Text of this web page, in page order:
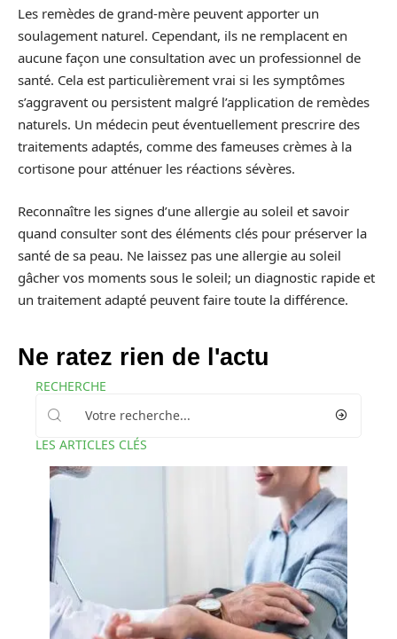
Les remèdes de grand-mère peuvent apporter un
soulagement naturel. Cependant, ils ne remplacent en
aucune façon une consultation avec un professionnel de
santé. Cela est particulièrement vrai si les symptômes
s’aggravent ou persistent malgré l’application de remèdes
naturels. Un médecin peut éventuellement prescrire des
traitements adaptés, comme des fameuses crèmes à la
cortisone pour atténuer les réactions sévères.
Reconnaître les signes d’une allergie au soleil et savoir
quand consulter sont des éléments clés pour préserver la
santé de sa peau. Ne laissez pas une allergie au soleil
gâcher vos moments sous le soleil; un diagnostic rapide et
un traitement adapté peuvent faire toute la différence.
Ne ratez rien de l'actu
RECHERCHE
LES ARTICLES CLÉS